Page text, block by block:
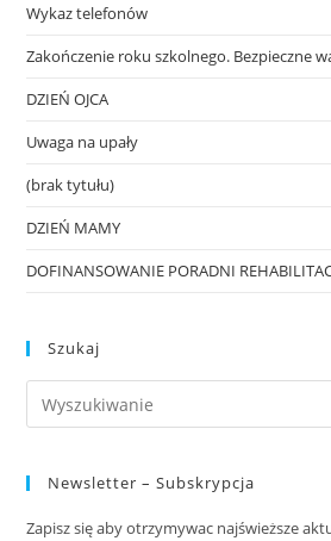
Wykaz telefonów
Zakończenie roku szkolnego. Bezpieczne
DZIEŃ OJCA
Uwaga na upały
(brak tytułu)
DZIEŃ MAMY
DOFINANSOWANIE PORADNI
Szukaj
Newsletter – Subskrypcja
Zapisz się aby otrzymywac najświeższe